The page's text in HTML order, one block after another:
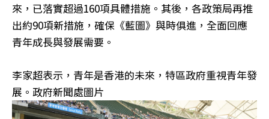
來，已落實超過160項具體措施。其後，各政策局再推
出約90項新措施，確保《藍圖》與時俱進，全面回應
青年成長與發展需要。
李家超表示，青年是香港的未來，特區政府重視青年發
展。政府新聞處圖片